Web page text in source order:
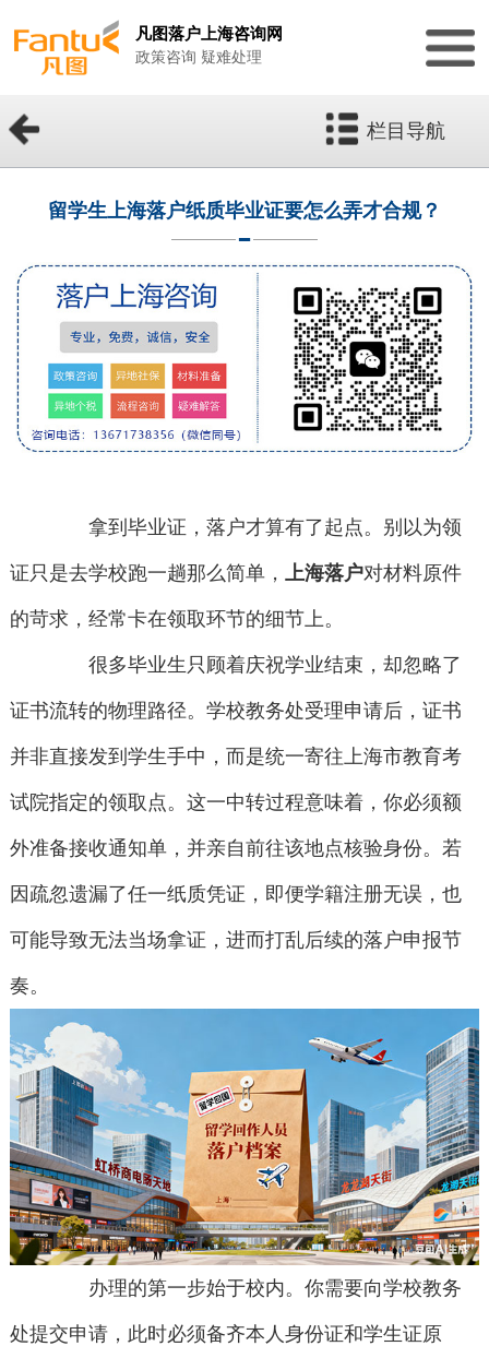
凡图落户上海咨询网
政策咨询 疑难处理
栏目导航
留学生上海落户纸质毕业证要怎么弄才合规？
拿到毕业证，落户才算有了起点。别以为领
证只是去学校跑一趟那么简单， 上海落户对材料原件
的苛求，经常卡在领取环节的细节上。
很多毕业生只顾着庆祝学业结束，却忽略了
证书流转的物理路径。学校教务处受理申请后，证书
并非直接发到学生手中，而是统一寄往上海市教育考
试院指定的领取点。这一中转过程意味着，你必须额
外准备接收通知单，并亲自前往该地点核验身份。若
因疏忽遗漏了任一纸质凭证，即便学籍注册无误，也
可能导致无法当场拿证，进而打乱后续的落户申报节
奏。
办理的第一步始于校内。你需要向学校教务
处提交申请，此时必须备齐本人身份证和学生证原